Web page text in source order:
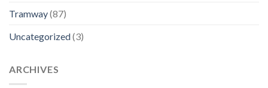
Tramway(87)
Uncategorized(3)
ARCHIVES